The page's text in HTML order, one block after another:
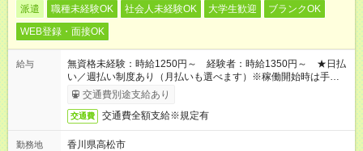
派遣 職種未経験OK 社会人未経験OK 大学生歓迎
ブランクOK
WEB登録・面接OK
給与
無資格未経験：時給1250円～ 経験者：時給1350円～ ★日払
い／週払い制度あり（月払いも選べます）※稼働開始時は手続き
完了次第のお支払いとなります。
交通費別途支給あり
交通費 交通費全額支給※規定有
勤務地
香川県高松市